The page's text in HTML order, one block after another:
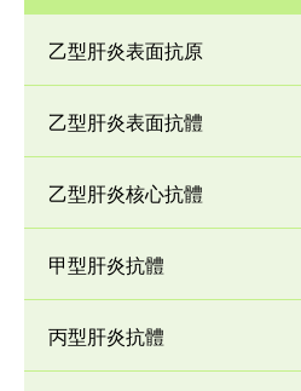
乙型肝炎表面抗原
乙型肝炎表面抗體
乙型肝炎核心抗體
甲型肝炎抗體
丙型肝炎抗體